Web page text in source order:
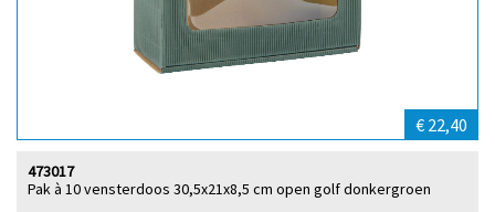
€ 22,40
Pak à 10 vensterdoos 30,5x21x8,5 cm open golf donkergroen
473017